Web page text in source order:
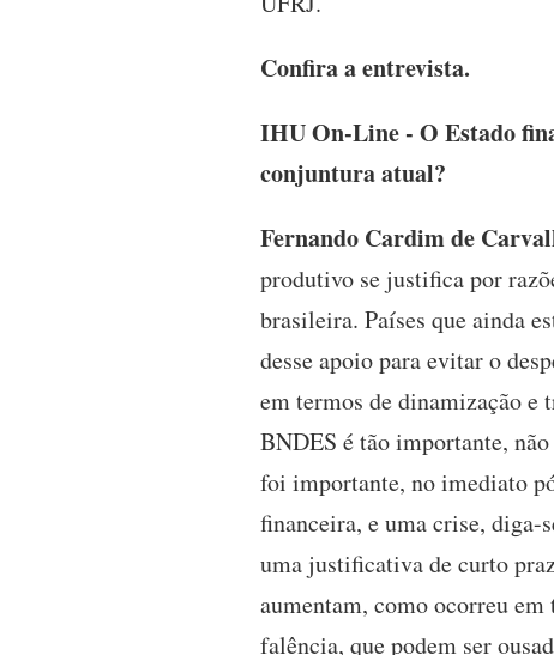
Confira a entrevista.
IHU On-Line - O Estado
conjuntura atual?
Fernando Cardim de
produtivo se justifica por
brasileira. Países que ainda
desse apoio para evitar o
em termos de dinamização e
BNDES é tão importante,
foi importante, no imediato
financeira, e uma crise, diga-
uma justificativa de curto
aumentam, como ocorreu
falência, que podem ser